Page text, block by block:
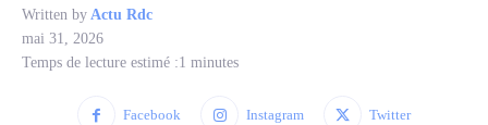
Written by Actu Rdc
mai 31, 2026
Temps de lecture estimé :1 minutes
Facebook Instagram Twitter